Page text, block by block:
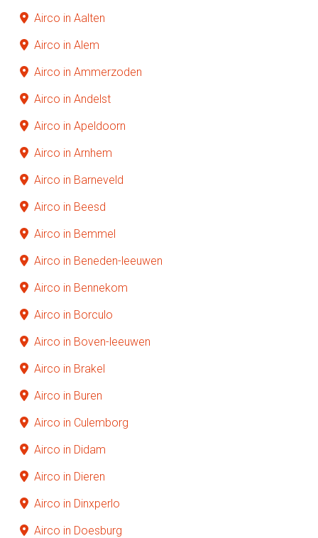
Airco in Aalten
Airco in Alem
Airco in Ammerzoden
Airco in Andelst
Airco in Apeldoorn
Airco in Arnhem
Airco in Barneveld
Airco in Beesd
Airco in Bemmel
Airco in Beneden-leeuwen
Airco in Bennekom
Airco in Borculo
Airco in Boven-leeuwen
Airco in Brakel
Airco in Buren
Airco in Culemborg
Airco in Didam
Airco in Dieren
Airco in Dinxperlo
Airco in Doesburg